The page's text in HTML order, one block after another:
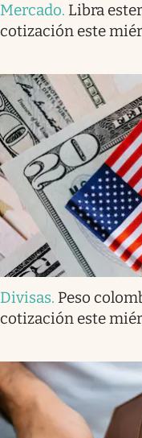
Mercado. Libra
cotización este
Divisas. Peso
cotización este